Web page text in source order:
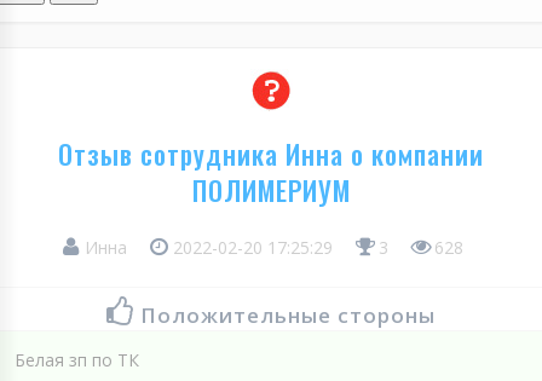
Отзыв сотрудника Инна о компании
ПОЛИМЕРИУМ
Инна 2022-02-20 17:25:29 3 628
Положительные стороны
Белая зп по ТК